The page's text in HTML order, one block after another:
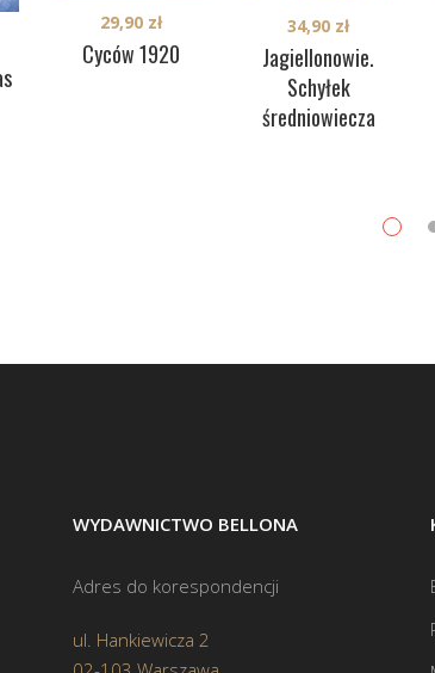
Cyców 1920
29,90 zł
Jagiellonowie.
Schyłek
średniowiecza
34,90 zł
WYDAWNICTWO BELLONA
Adres do korespondencji
ul. Hankiewicza 2